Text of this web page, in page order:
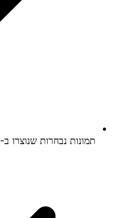
תמונות נבחרות שנוצרו ב-AI